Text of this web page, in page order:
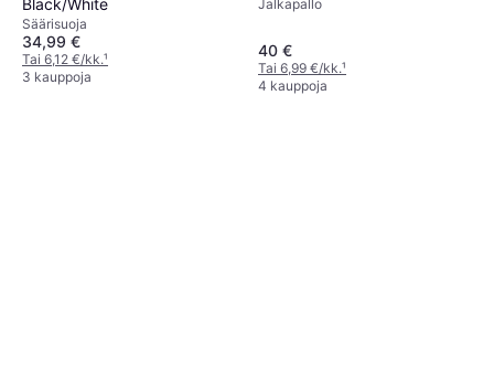
Säärisuoja
34,99 €
Tai 6,12 €/kk.¹
3 kauppoja
Valkoinen
Jalkapallo
40 €
Tai 6,99 €/kk.¹
4 kauppoja